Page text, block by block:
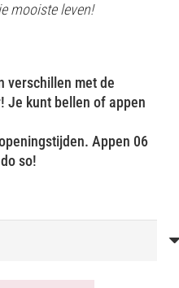
mooiste leven!
verschillen met de
Je kunt bellen of appen
Appen 06
so!